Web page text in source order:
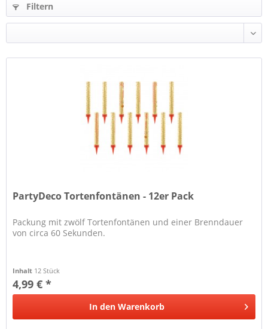
Filtern
PartyDeco Tortenfontänen - 12er Pack
Packung mit zwölf Tortenfontänen und einer Brenndauer
von circa 60 Sekunden.
Inhalt 12 Stück
4,99 € *
In den Warenkorb